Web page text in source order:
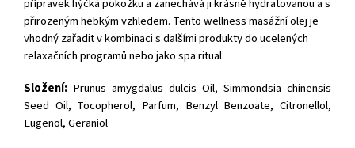
přípravek hýčká pokožku a zanechává ji krásně hydratovanou a s
přirozeným hebkým vzhledem. Tento wellness masážní olej je
vhodný zařadit v kombinaci s dalšími produkty do ucelených
relaxačních programů nebo jako spa ritual.
Složení: Prunus amygdalus dulcis Oil, Simmondsia chinensis
Seed Oil, Tocopherol, Parfum, Benzyl Benzoate, Citronellol,
Eugenol, Geraniol